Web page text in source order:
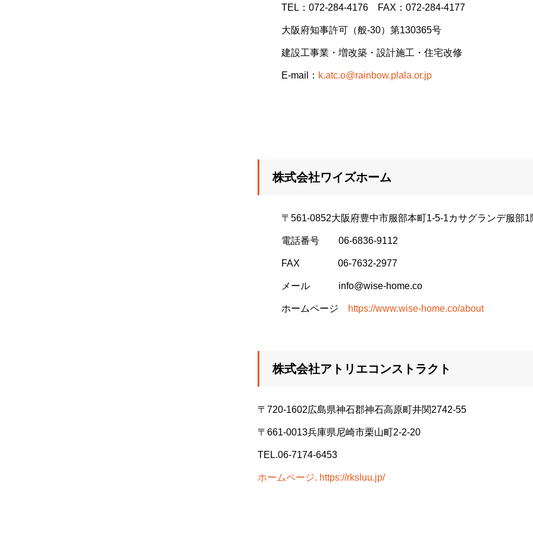
TEL：072-284-4176 FAX：072-284-4177
大阪府知事許可（般-30）第130365号
建設工事業・増改築・設計施工・住宅改修
E-mail： k.atc.o@rainbow.plala.or.jp
株式会社ワイズホーム
〒561-0852大阪府豊中市服部本町1-5-1​カサグランデ服部1
電話番号 06-6836-9112
FAX 06-7632-2977
メール info@wise-home.co
ホームページ https://www.wise-home.co/about
株式会社アトリエコンストラクト
〒720-1602広島県神石郡神石高原町井関2742-55
〒661-0013兵庫県尼崎市栗山町2-2-20
TEL.06-7174-6453
ホームページ. https://rksluu.jp/